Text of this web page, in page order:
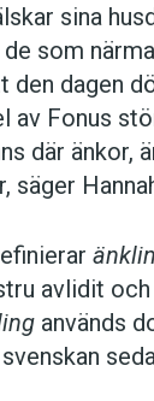
sina
de som
den dagen
av Fonus
där änkor,
säger
av­lidit
används